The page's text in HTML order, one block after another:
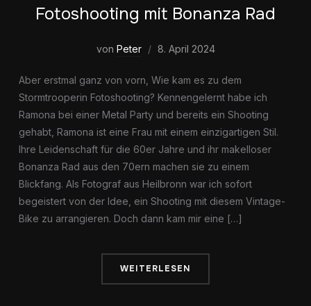
Fotoshooting mit Bonanza Rad
von Peter 8. April 2024
Aber erstmal ganz von vorn, Wie kam es zu dem
Stormtrooperin Fotoshooting? Kennengelernt habe ich
Ramona bei einer Metal Party und bereits ein Shooting
gehabt, Ramona ist eine Frau mit einem einzigartigen Stil.
Ihre Leidenschaft für die 60er Jahre und ihr makelloser
Bonanza Rad aus den 70ern machen sie zu einem
Blickfang. Als Fotograf aus Heilbronn war ich sofort
begeistert von der Idee, ein Shooting mit diesem Vintage-
Bike zu arrangieren. Doch dann kam mir eine […]
WEITERLESEN